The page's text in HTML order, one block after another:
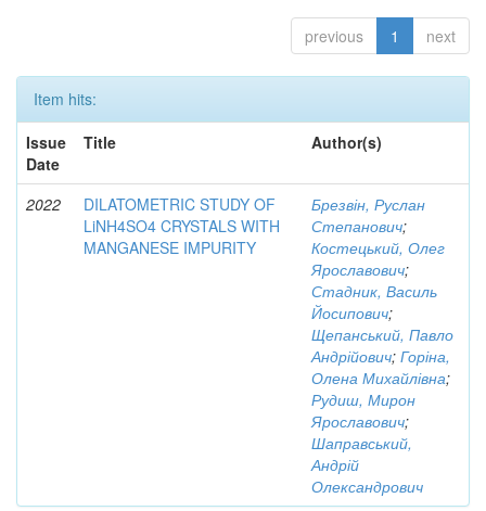
previous 1 next
Item hits:
Issue
Date
Title Author(s)
2022
DILATOMETRIC STUDY OF
LiNH4SO4 CRYSTALS WITH
MANGANESE IMPURITY
Брезвін, Руслан
Степанович;
Костецький, Олег
Ярославович;
Стадник, Василь
Йосипович;
Щепанський, Павло
Андрійович; Горіна,
Олена Михайлівна;
Рудиш, Мирон
Ярославович;
Шаправський,
Андрій
Олександрович